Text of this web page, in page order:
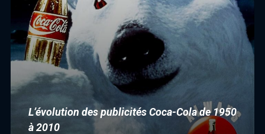
L’évolution des publicités Coca-Cola de 1950
à 2010